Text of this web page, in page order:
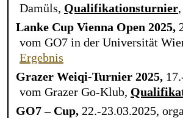
Damüls, Qualifikationsturnier,
Lanke Cup Vienna Open 2025,
vom GO7 in der Universität
Ergebnis
Grazer Weiqi-Turnier 2025,
vom Grazer Go-Klub,
GO7 – Cup, 22.-23.03.2025,